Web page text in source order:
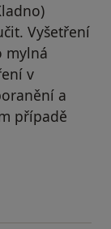
Vyšetření
mylná
v
a
případě
L.P